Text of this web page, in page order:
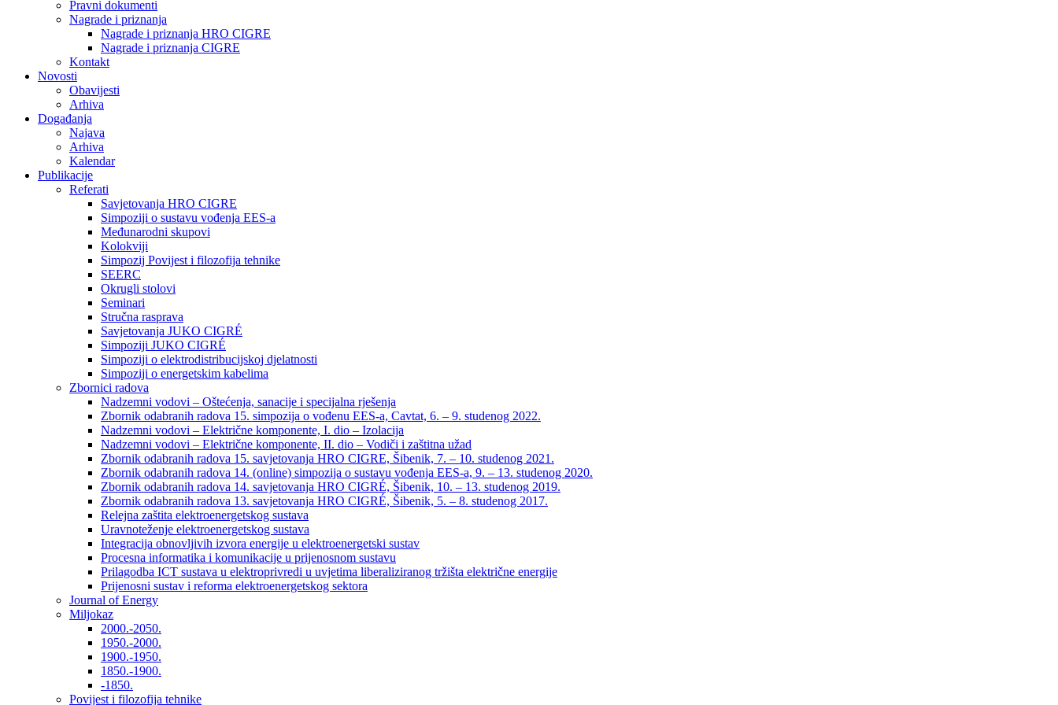
Pravni dokumenti
Nagrade i priznanja
Nagrade i priznanja HRO CIGRE
Nagrade i priznanja CIGRE
Kontakt
Novosti
Obavijesti
Arhiva
Događanja
Najava
Arhiva
Kalendar
Publikacije
Referati
Savjetovanja HRO CIGRE
Simpoziji o sustavu vođenja EES-a
Međunarodni skupovi
Kolokviji​
Simpozij Povijest i filozofija tehnike
SEERC
Okrugli stolovi
Seminari​
Stručna rasprava​
Savjetovanja JUKO CIGRÉ
Simpoziji JUKO CIGRÉ
Simpoziji o elektrodistribucijskoj djelatnosti
Simpoziji o energetskim kabelima
Zbornici radova
Nadzemni vodovi – Oštećenja, sanacije i specijalna rješenja
Zbornik odabranih radova 15. simpozija o vođenu EES-a, Cavtat, 6. – 9. studenog 2022.
Nadzemni vodovi – Električne komponente, I. dio – Izolacija
Nadzemni vodovi – Električne komponente, II. dio – Vodiči i zaštitna užad
Zbornik odabranih radova 15. savjetovanja HRO CIGRE, Šibenik, 7. – 10. studenog 2021.
Zbornik odabranih radova 14. (online) simpozija o sustavu vođenja EES-a, 9. – 13. studenog 2020.
Zbornik odabranih radova 14. savjetovanja HRO CIGRÉ, Šibenik, 10. – 13. studenog 2019.
Zbornik odabranih radova 13. savjetovanja HRO CIGRÉ, Šibenik, 5. – 8. studenog 2017.
Relejna zaštita elektroenergetskog sustava
Uravnoteženje elektroenergetskog sustava
Integracija obnovljivih izvora energije u elektroenergetski sustav
Procesna informatika i komunikacije u prijenosnom sustavu
Prilagodba ICT sustava u elektroprivredi u uvjetima liberaliziranog tržišta električne energije
Prijenosni sustav i reforma elektroenergetskog sektora
Journal of Energy
Miljokaz
2000.-2050.
1950.-2000.
1900.-1950.
1850.-1900.
-1850.
Povijest i filozofija tehnike